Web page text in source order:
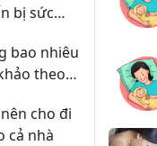
bị sức
bao nhiêu
theo
cho đi
cả nhà